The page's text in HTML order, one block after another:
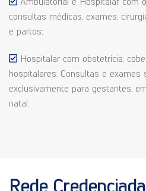
consultas médicas, exames,
e partos;
Hospitalar com obstetrícia:
hospitalares. Consultas e exames
exclusivamente para gestantes,
natal.
Rede Credenciada